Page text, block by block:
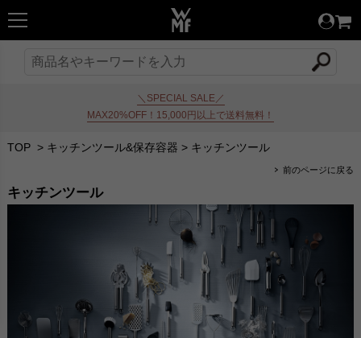
＼SPECIAL SALE／
MAX20%OFF！15,000円以上で送料無料！
TOP > キッチンツール&保存容器 > キッチンツール
前のページに戻る
キッチンツール